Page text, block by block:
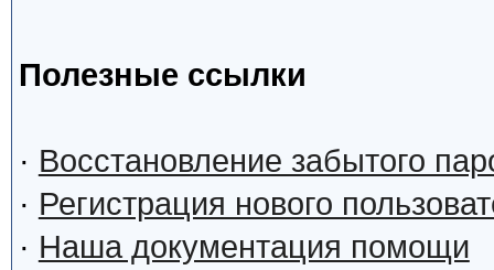
Полезные ссылки
· Восстановление забытого
· Регистрация нового
· Наша документация помощи